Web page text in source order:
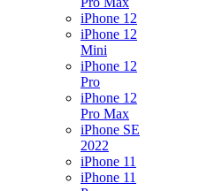
iPhone 12
iPhone 12
Mini
iPhone 12
Pro
iPhone 12
Pro Max
iPhone SE
2022
iPhone 11
iPhone 11